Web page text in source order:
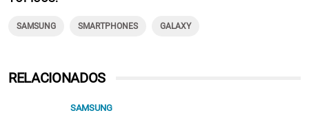
SAMSUNG SMARTPHONES GALAXY
RELACIONADOS
SAMSUNG